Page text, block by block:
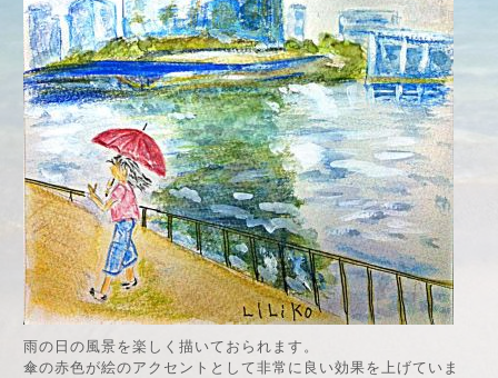
雨の日の風景を楽しく描いておられます。
傘の赤色が絵のアクセントとして非常に良い効果を上げていま